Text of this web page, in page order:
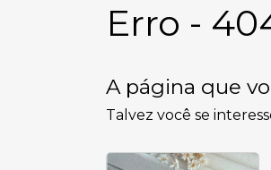
Erro -
A página que
Talvez você se